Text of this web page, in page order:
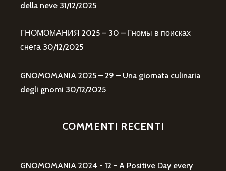
della neve 31/12/2025
ГНОМОМАНИЯ 2025 – 30 – Гномы в поисках
снега 30/12/2025
GNOMOMANIA 2025 – 29 – Una giornata culinaria
degli gnomi 30/12/2025
COMMENTI RECENTI
GNOMOMANIA 2024 - 12 - A Positive Day every